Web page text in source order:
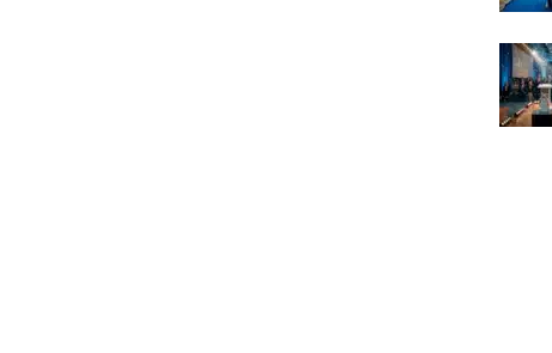
Subscribe to our daily clipping
of vaping and tobacco harm